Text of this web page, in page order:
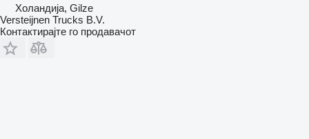
Холандија, Gilze
Versteijnen Trucks B.V.
Контактирајте го продавачот